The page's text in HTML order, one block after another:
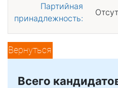
Партийная
принадлежность:
Вернуться
Всего